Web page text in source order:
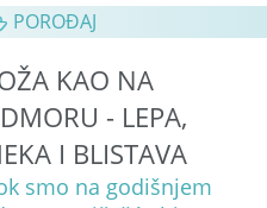
POROĐAJ
KAO NA
- LEPA,
I BLISTAVA
smo na godišnjem